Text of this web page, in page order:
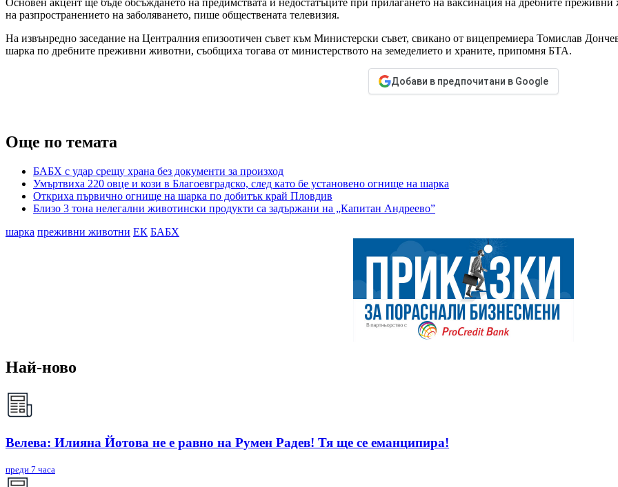
Основен акцент ще бъде обсъждането на предимствата и недостатъците при прилагането на ваксинация на дребните
на разпространението на заболяването, пише обществената телевизия.
На извънредно заседание на Централния епизоотичен съвет към Министерски съвет, свикано от вицепремиера Томислав
шарка по дребните преживни животни, съобщиха тогава от министерството на земеделието и храните, припомня БТА.
Добави в предпочитани в Google
Още по темата
БАБХ с удар срещу храна без документи за произход
Умъртвиха 220 овце и кози в Благоевградско, след като бе установено огнище на шарка
Откриха първично огнище на шарка по добитък край Пловдив
Близо 3 тона нелегални животински продукти са задържани на „Капитан Андреево”
шарка преживни животни ЕК БАБХ
Най-ново
Велева: Илияна Йотова не е равно на Румен Радев! Тя ще се еманципира!
преди 7 часа